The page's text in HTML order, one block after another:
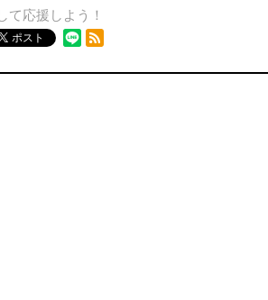
て応援しよう！
ポスト